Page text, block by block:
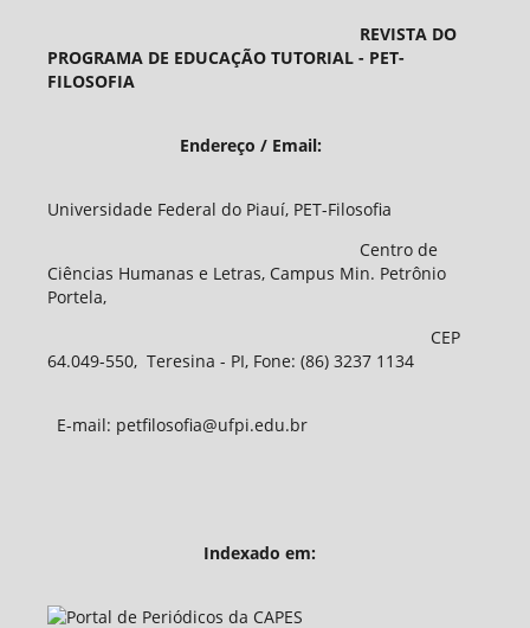
REVISTA DO
PROGRAMA DE EDUCAÇÃO TUTORIAL - PET-
FILOSOFIA
Endereço / Email:
Universidade Federal do Piauí, PET-Filosofia
Centro de
Ciências Humanas e Letras, Campus Min. Petrônio
Portela,
CEP
64.049-550, Teresina - PI, Fone: (86) 3237 1134
E-mail: petfilosofia@ufpi.edu.br
Indexado em: